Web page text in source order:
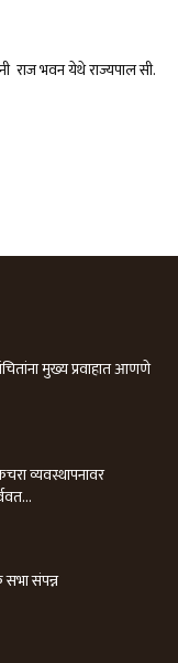
राज भवन येथे राज्यपाल सी.
मुख्य प्रवाहात आणणे
व्यवस्थापनावर
सभा संपन्न